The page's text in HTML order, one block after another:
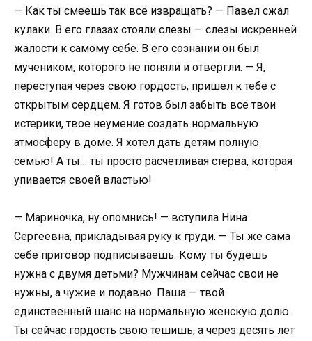
— Как ты смеешь так всё извращать? — Павел сжал
кулаки. В его глазах стояли слезы — слезы искренней
жалости к самому себе. В его сознании он был
мучеником, которого не поняли и отвергли. — Я,
переступая через свою гордость, пришел к тебе с
открытым сердцем. Я готов был забыть все твои
истерики, твое неумение создать нормальную
атмосферу в доме. Я хотел дать детям полную
семью! А ты… ты просто расчетливая стерва, которая
упивается своей властью!
— Мариночка, ну опомнись! — вступила Нина
Сергеевна, прикладывая руку к груди. — Ты же сама
себе приговор подписываешь. Кому ты будешь
нужна с двумя детьми? Мужчинам сейчас свои не
нужны, а чужие и подавно. Паша — твой
единственный шанс на нормальную женскую долю.
Ты сейчас гордость свою тешишь, а через десять лет